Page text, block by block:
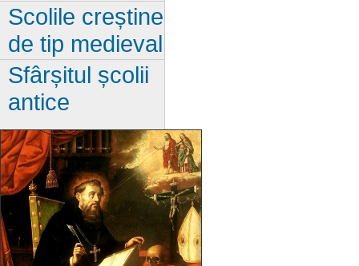
Scolile creștine
de tip medieval
Sfârșitul școlii
antice